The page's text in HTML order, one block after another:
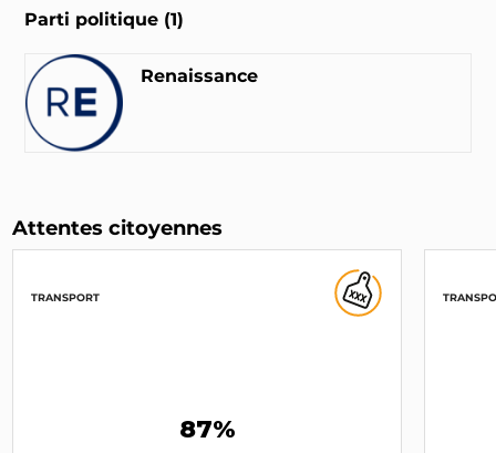
Parti politique (1)
Renaissance
Attentes citoyennes
TRANSPORT
87%